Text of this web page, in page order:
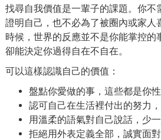
找尋自我價值是一輩子的課題。你不
證明自己，也不必為了被圈內或家人
時候，世界的反應並不是你能掌控的
卻能決定你過得自在不自在。
可以這樣認識自己的價值：
盤點你愛做的事，這些都是你
認可自己在生活裡付出的努力
用溫柔的語氣對自己說話，少
拒絕用外表定義全部，誠實面